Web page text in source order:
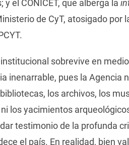
el CONICET, que alberga la
de CyT, atosigado por
sobrevive en
inenarrable, pues la Agencia
los archivos, los
los yacimientos
testimonio de la profunda
el país. En realidad, bien